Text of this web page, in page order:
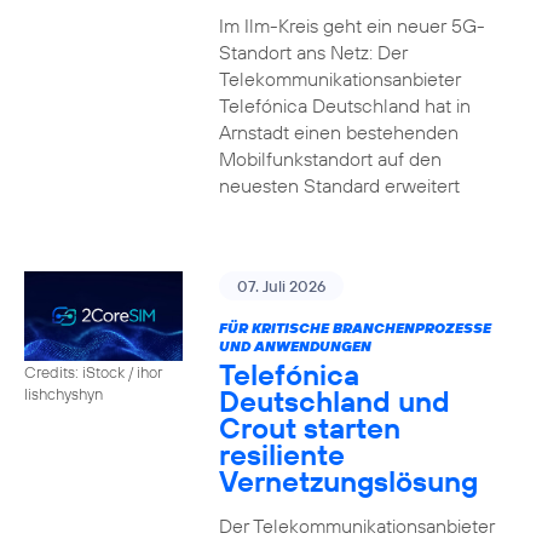
Im Ilm-Kreis geht ein neuer 5G-
Standort ans Netz: Der
Telekommunikationsanbieter
Telefónica Deutschland hat in
Arnstadt einen bestehenden
Mobilfunkstandort auf den
neuesten Standard erweitert
Credits: iStock / ihor
lishchyshyn
07. Juli 2026
FÜR KRITISCHE BRANCHENPROZESSE
UND ANWENDUNGEN
Telefónica
Deutschland und
Crout starten
resiliente
Vernetzungslösung
Der Telekommunikationsanbieter